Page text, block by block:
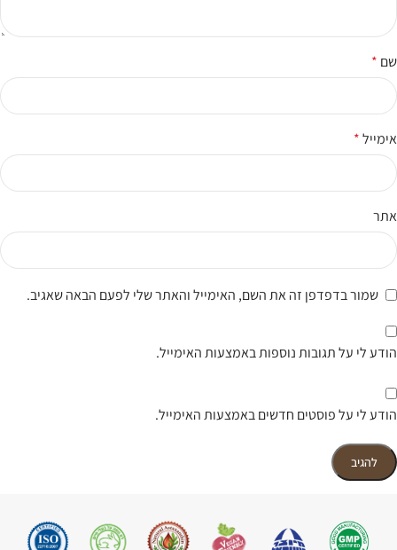
שם *
אימייל*
אתר
שמור בדפדפן זה את השם, האימייל והאתר שלי לפעם הבאה שאגיב.
הודע לי על תגובות נוספות באמצעות האימייל.
הודע לי על פוסטים חדשים באמצעות האימייל.